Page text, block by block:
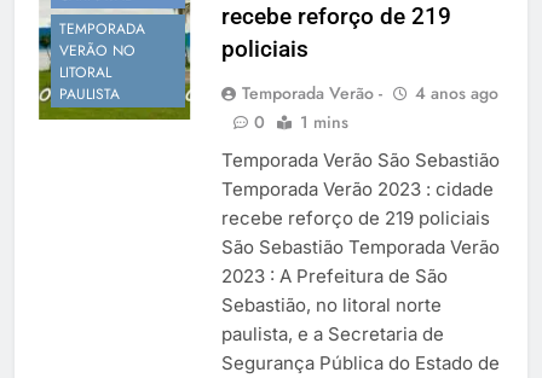
Temporada Verão 2027
TEMPORADA
VERÃO NO
LITORAL
PAULISTA
recebe reforço de 219
policiais
Temporada Verão -
4 anos ago
0
1 mins
Temporada Verão São Sebastião
Temporada Verão 2023 : cidade
recebe reforço de 219 policiais
São Sebastião Temporada Verão
2023 : A Prefeitura de São
Sebastião, no litoral norte
paulista, e a Secretaria de
Segurança Pública do Estado de